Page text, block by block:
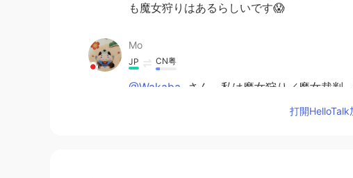
も魔女狩りはあるらしいです😱
Mo
JP CN粤
@Wakaba
さん、私は魔女狩り／魔女裁判
打開HelloTalk